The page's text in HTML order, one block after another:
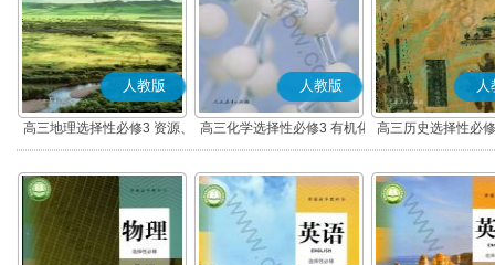
人教版
高三地理选择性必修3 资源、
环境与国家安全
人教版
高三化学选择性必修3 有机化
学基础
人
高三历史选择性必
流与传播(部